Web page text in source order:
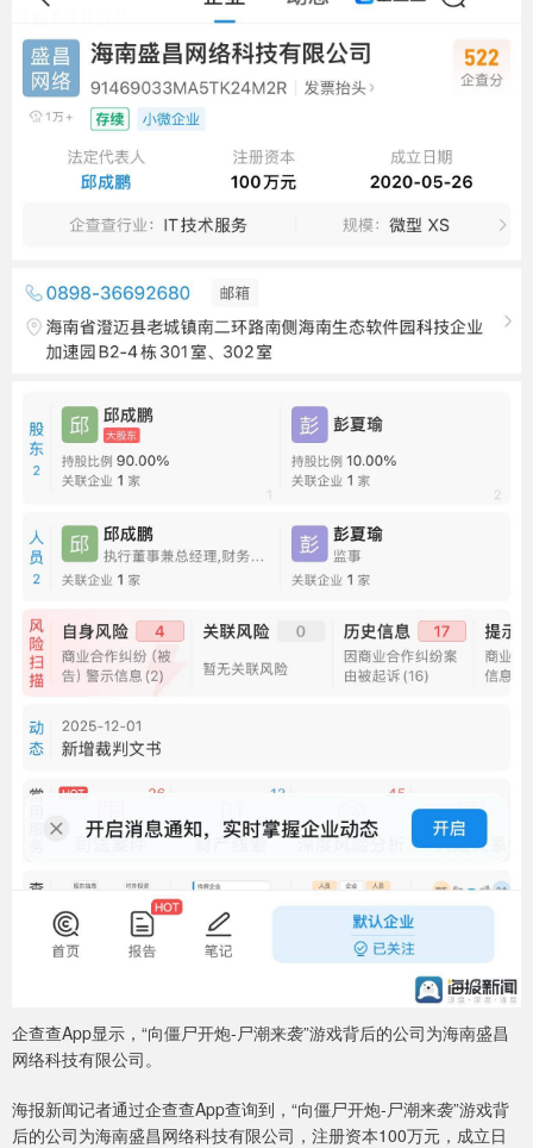
企查查App显示，“向僵尸开炮-尸潮来袭”游戏背后的公司为海南盛昌
网络科技有限公司。
海报新闻记者通过企查查App查询到，“向僵尸开炮-尸潮来袭”游戏背
后的公司为海南盛昌网络科技有限公司，注册资本100万元，成立日